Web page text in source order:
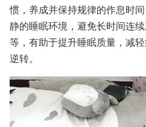
惯，养成并保持规律的作息时
静的睡眠环境，避免长时间连
等，有助于提升睡眠质量，减
逆转。